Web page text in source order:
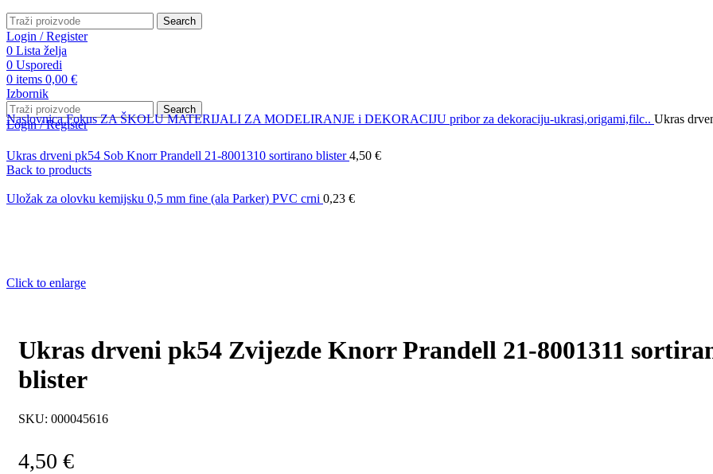
Search
Login / Register
0 Lista želja
0 Usporedi
0 items 0,00 €
Izbornik
Search
Login / Register
NaslovnicaFokusZA ŠKOLUMATERIJALI ZA MODELIRANJE i DEKORACIJU pribor za dekoraciju-ukrasi,origami,filc.. Ukras
Ukras drveni pk54 Sob Knorr Prandell 21-8001310 sortirano blister4,50 €
Back to products
Uložak za olovku kemijsku 0,5 mm fine (ala Parker) PVC crni 0,23 €
Click to enlarge
Ukras drveni pk54 Zvijezde Knorr Prandell 21-8001311
blister
SKU: 000045616
4,50 €